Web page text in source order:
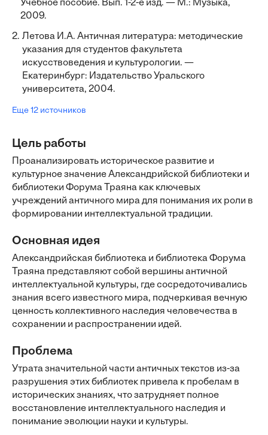
Учебное пособие. Вып. 1-2-е изд. — М.: Музыка,
2009.
2. Летова И.А. Античная литература: методические
указания для студентов факультета
искусствоведения и культурологии. —
Екатеринбург: Издательство Уральского
университета, 2004.
Еще 12 источников
Цель работы
Проанализировать историческое развитие и
культурное значение Александрийской библиотеки и
библиотеки Форума Траяна как ключевых
учреждений античного мира для понимания их роли в
формировании интеллектуальной традиции.
Основная идея
Александрийская библиотека и библиотека Форума
Траяна представляют собой вершины античной
интеллектуальной культуры, где сосредоточивались
знания всего известного мира, подчеркивая вечную
ценность коллективного наследия человечества в
сохранении и распространении идей.
Проблема
Утрата значительной части античных текстов из-за
разрушения этих библиотек привела к пробелам в
исторических знаниях, что затрудняет полное
восстановление интеллектуального наследия и
понимание эволюции науки и культуры.